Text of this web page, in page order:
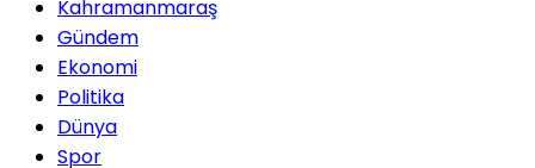
Kahramanmaraş
Gündem
Ekonomi
Politika
Dünya
Spor